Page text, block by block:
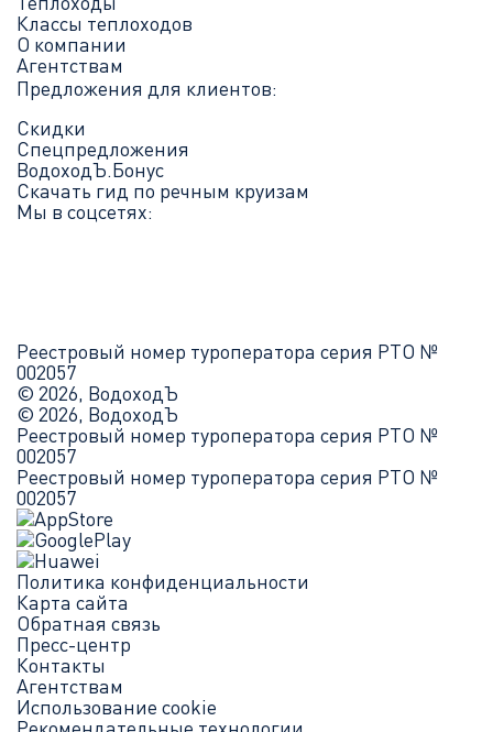
Классы теплоходов
О компании
Агентствам
Предложения для клиентов:
Скидки
Спецпредложения
ВодоходЪ.Бонус
Скачать гид по речным круизам
Мы в соцсетях:
Реестровый номер туроператора серия РТО №
002057
© 2026, ВодоходЪ
© 2026, ВодоходЪ
Реестровый номер туроператора серия РТО №
002057
Реестровый номер туроператора серия РТО №
002057
Политика конфиденциальности
Карта сайта
Обратная связь
Пресс-центр
Контакты
Агентствам
Использование cookie
Рекомендательные технологии